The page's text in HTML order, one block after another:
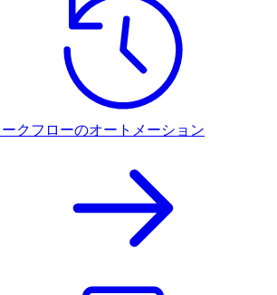
ークフローのオートメーション